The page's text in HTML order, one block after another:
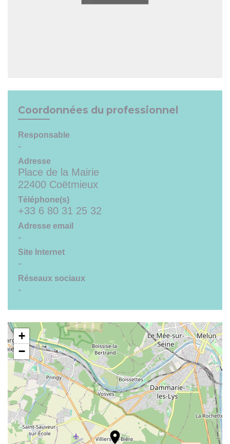
Coordonnées du professionnel
Responsable
-
Adresse
Place de la Mairie
22400 Coëtmieux
Téléphone(s)
+33 6 80 31 25 32
Adresse email
-
Site Internet
-
Réseaux sociaux
-
location_on
+
−